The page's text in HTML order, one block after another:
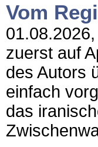
Vom
zuerst auf
des Autors
einfach
das